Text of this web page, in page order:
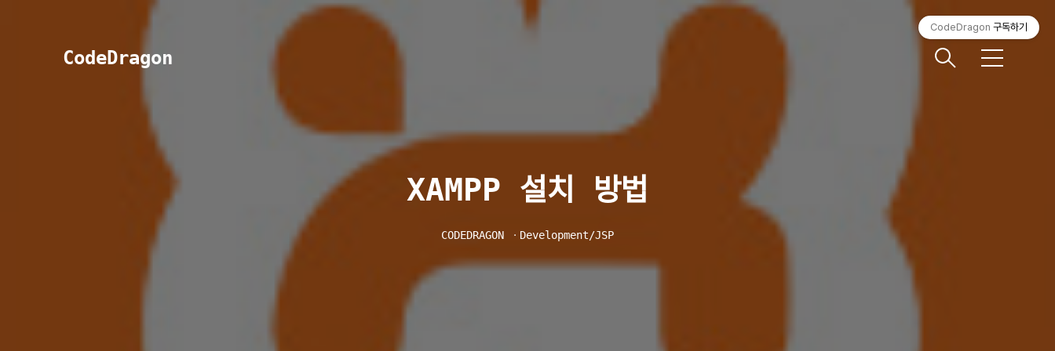
CodeDragon
메
XAMPP 설치 방법
CODEDRAGON ㆍ Development/JSP
CodeDragon 구독하기